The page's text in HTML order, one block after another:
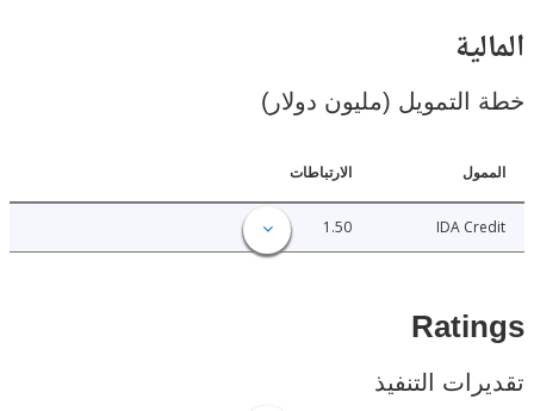
(مليون دولار)
الارتباطات
IDA
التنفيذ